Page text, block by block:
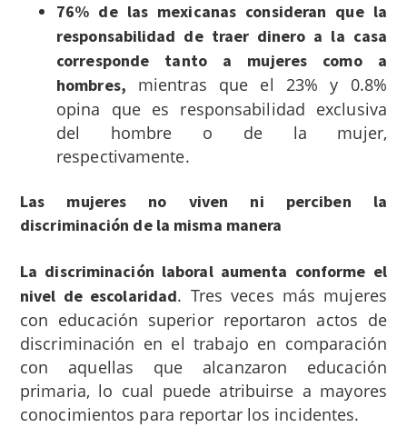
76% de las mexicanas consideran que la
responsabilidad de traer dinero a la casa
corresponde tanto a mujeres como a
hombres, mientras que el 23% y 0.8%
opina que es responsabilidad exclusiva
del hombre o de la mujer,
respectivamente.
Las mujeres no viven ni perciben la
discriminación de la misma manera
La discriminación laboral aumenta conforme el
nivel de escolaridad. Tres veces más mujeres
con educación superior reportaron actos de
discriminación en el trabajo en comparación
con aquellas que alcanzaron educación
primaria, lo cual puede atribuirse a mayores
conocimientos para reportar los incidentes.